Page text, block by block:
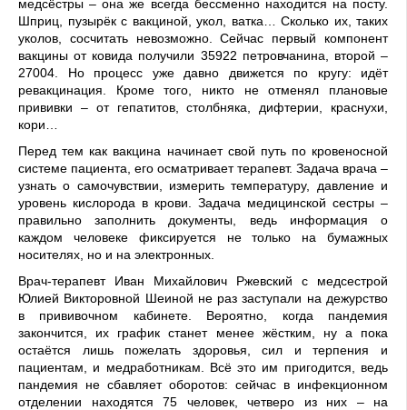
медсёстры – она же всегда бессменно находится на посту.
Шприц, пузырёк с вакциной, укол, ватка… Сколько их, таких
уколов, сосчитать невозможно. Сейчас первый компонент
вакци­ны от ковида получили 35922 петровчанина, второй –
27004. Но процесс уже давно движется по кругу: идёт
ревакцинация. Кроме того, никто не отменял плановые
прививки – от гепатитов, столб­няка, дифтерии, краснухи,
кори…
Перед тем как вакцина начина­ет свой путь по кровеносной
си­стеме пациента, его осматривает терапевт. Задача врача –
узнать о самочувствии, измерить темпе­ратуру, давление и
уровень кисло­рода в крови. Задача медицинской сестры –
правильно заполнить документы, ведь информация о
каждом человеке фиксируется не только на бумажных
носителях, но и на электронных.
Врач-терапевт Иван Михай­лович Ржевский с медсестрой
Юлией Викторовной Шеиной не раз заступали на дежурство
в прививочном кабинете. Вероят­но, когда пандемия
закончится, их график станет менее жёстким, ну а пока
остаётся лишь пожелать здоровья, сил и терпения и
пациентам, и медработникам. Всё это им пригодится, ведь
пандемия не сбавляет оборотов: сейчас в инфекционном
отделении находятся 75 человек, четверо из них – на